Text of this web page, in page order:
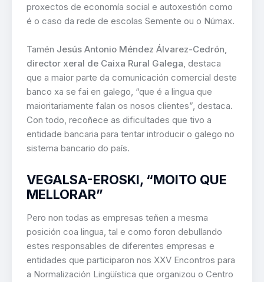
proxectos de economía social e autoxestión como
é o caso da rede de escolas Semente ou o Númax.
Tamén Jesús Antonio Méndez Álvarez-Cedrón,
director xeral de Caixa Rural Galega , destaca
que a maior parte da comunicación comercial deste
banco xa se fai en galego, “que é a lingua que
maioritariamente falan os nosos clientes”, destaca.
Con todo, recoñece as dificultades que tivo a
entidade bancaria para tentar introducir o galego no
sistema bancario do país.
VEGALSA-EROSKI, “MOITO QUE
MELLORAR”
Pero non todas as empresas teñen a mesma
posición coa lingua, tal e como foron debullando
estes responsables de diferentes empresas e
entidades que participaron nos XXV Encontros para
a Normalización Lingüística que organizou o Centro